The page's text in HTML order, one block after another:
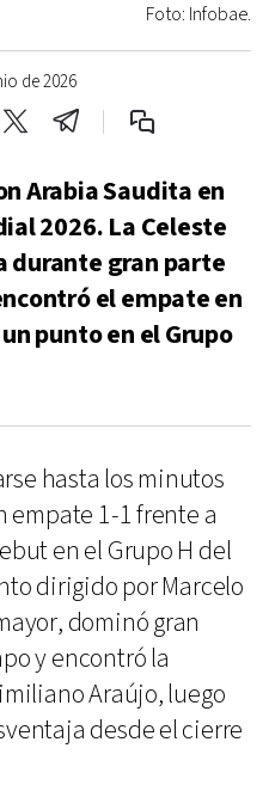
de 2026
Foto: Infobae.
Arabia Saudita en
2026. La Celeste
durante gran parte
el empate en
punto en el Grupo
hasta los minutos
empate 1-1 frente a
en el Grupo H del
dirigido por Marcelo
dominó gran
y encontró la
Araújo, luego
desde el cierre